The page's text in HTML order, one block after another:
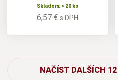
Skladom: > 20 ks
6,57 € s DPH
NAČÍST DALŠÍCH